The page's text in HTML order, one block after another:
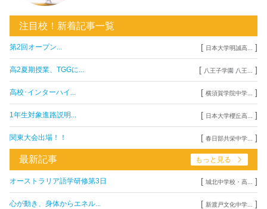
注目校！新着記事一覧
第2回オープン... [ 日本大学明誠高... ]
高2夏期授業、TGGに... [ 八王子学園 八王... ]
高校･インターハイ... [ 横須賀学院中学... ]
1年生対象進路説明... [ 日本大学櫻丘高... ]
関東大会出場！！ [ 春日部共栄中学... ]
最新記事 もっと見る
オーストラリア語学研修第3日 [ 城北中学校・高... ]
心が動き、身体からエネル... [ 新渡戸文化中学... ]